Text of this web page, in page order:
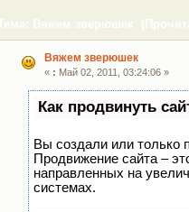
Вяжем зверюшек
Вяжем зверюшек
« : Май 02, 2011, 03:24:06 »
Как продвинуть
Вы создали или только
Продвижение сайта –
направленных на
системах.